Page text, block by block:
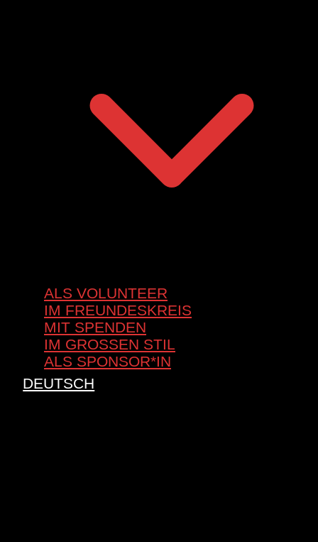
ALS VOLUNTEER
IM FREUNDESKREIS
MIT SPENDEN
IM GROSSEN STIL
ALS SPONSOR*IN
DEUTSCH